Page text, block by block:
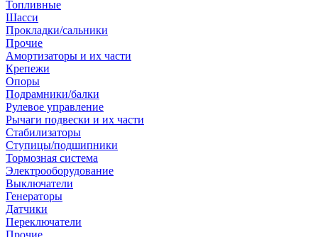
Топливные
Шасси
Прокладки/сальники
Прочие
Амортизаторы и их части
Крепежи
Опоры
Подрамники/балки
Рулевое управление
Рычаги подвески и их части
Стабилизаторы
Ступицы/подшипники
Тормозная система
Электрооборудование
Выключатели
Генераторы
Датчики
Переключатели
Прочие